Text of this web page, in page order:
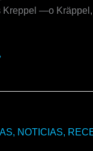
Kreppel —o
, NOTICIAS,